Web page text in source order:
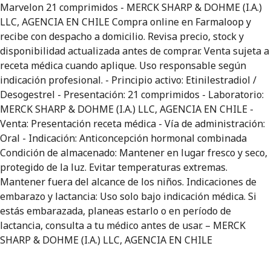
Marvelon 21 comprimidos - MERCK SHARP & DOHME (I.A.)
LLC, AGENCIA EN CHILE Compra online en Farmaloop y
recibe con despacho a domicilio. Revisa precio, stock y
disponibilidad actualizada antes de comprar. Venta sujeta a
receta médica cuando aplique. Uso responsable según
indicación profesional. - Principio activo: Etinilestradiol /
Desogestrel - Presentación: 21 comprimidos - Laboratorio:
MERCK SHARP & DOHME (I.A.) LLC, AGENCIA EN CHILE -
Venta: Presentación receta médica - Vía de administración:
Oral - Indicación: Anticoncepción hormonal combinada
Condición de almacenado: Mantener en lugar fresco y seco,
protegido de la luz. Evitar temperaturas extremas.
Mantener fuera del alcance de los niños. Indicaciones de
embarazo y lactancia: Uso solo bajo indicación médica. Si
estás embarazada, planeas estarlo o en período de
lactancia, consulta a tu médico antes de usar. – MERCK
SHARP & DOHME (I.A.) LLC, AGENCIA EN CHILE